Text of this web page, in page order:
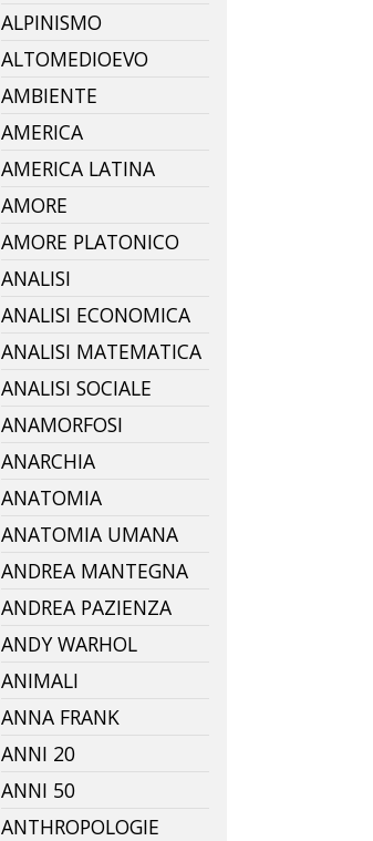
ALPINISMO
ALTOMEDIOEVO
AMBIENTE
AMERICA
AMERICA LATINA
AMORE
AMORE PLATONICO
ANALISI
ANALISI ECONOMICA
ANALISI MATEMATICA
ANALISI SOCIALE
ANAMORFOSI
ANARCHIA
ANATOMIA
ANATOMIA UMANA
ANDREA MANTEGNA
ANDREA PAZIENZA
ANDY WARHOL
ANIMALI
ANNA FRANK
ANNI 20
ANNI 50
ANTHROPOLOGIE